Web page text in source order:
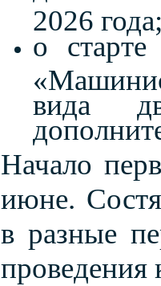
2026
о
вида
Начало
июне.
в разные